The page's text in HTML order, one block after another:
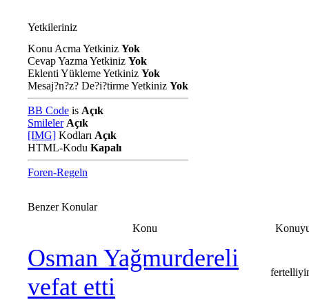
Yetkileriniz
Konu Acma Yetkiniz Yok
Cevap Yazma Yetkiniz Yok
Eklenti Yükleme Yetkiniz Yok
Mesaj?n?z? De?i?tirme Yetkiniz Yok
BB Code is Açık
Smileler Açık
[IMG] Kodları Açık
HTML-Kodu Kapalı
Foren-Regeln
Benzer Konular
Konu
Osman Yağmurdereli
vefat etti